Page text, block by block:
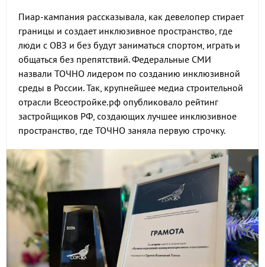
Пиар-кампания рассказывала, как девелопер стирает
границы и создает инклюзивное пространство, где
люди с ОВЗ и без будут заниматься спортом, играть и
общаться без препятствий. Федеральные СМИ
назвали ТОЧНО лидером по созданию инклюзивной
среды в России. Так, крупнейшее медиа строительной
отрасли Всеостройке.рф опубликовало рейтинг
застройщиков РФ, создающих лучшее инклюзивное
пространство, где ТОЧНО заняла первую строчку.